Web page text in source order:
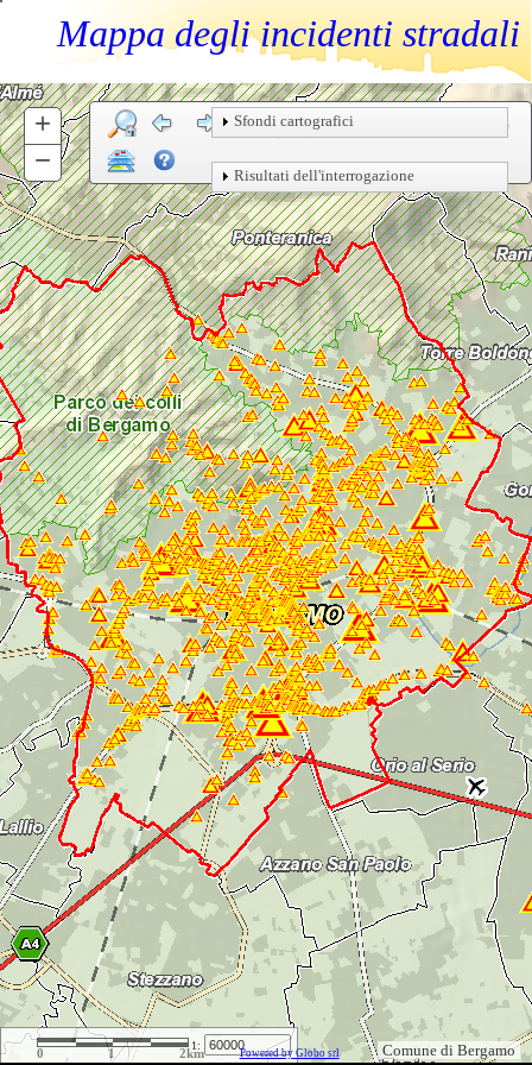
Mappa degli incidenti stradali
Comune di Bergamo
Sfondi cartografici
Risultati dell'interrogazione
0 1 2km
1:
+ Zoom
In
− Zoom
Out
Powered by Globo srl